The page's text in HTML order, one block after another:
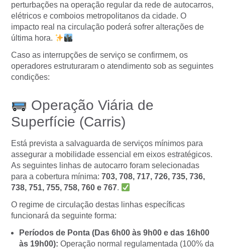
perturbações na operação regular da rede de autocarros,
elétricos e comboios metropolitanos da cidade. O
impacto real na circulação poderá sofrer alterações de
última hora.
Caso as interrupções de serviço se confirmem, os
operadores estruturaram o atendimento sob as seguintes
condições:
Operação Viária de
Superfície (Carris)
Está prevista a salvaguarda de serviços mínimos para
assegurar a mobilidade essencial em eixos estratégicos.
As seguintes linhas de autocarro foram selecionadas
para a cobertura mínima: 703, 708, 717, 726, 735, 736,
738, 751, 755, 758, 760 e 767.
O regime de circulação destas linhas específicas
funcionará da seguinte forma:
Períodos de Ponta (Das 6h00 às 9h00 e das 16h00
às 19h00): Operação normal regulamentada (100% da